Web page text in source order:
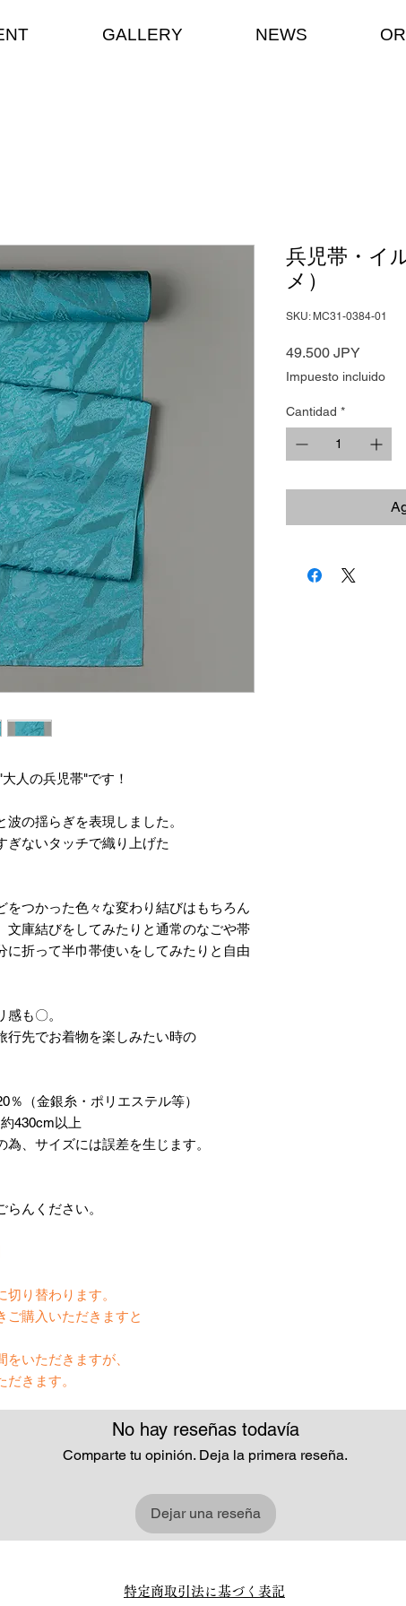
GALLERY NEWS
人の兵児帯"です！
の揺らぎを表現しました。
ぎないタッチで織り上げた
をつかった色々な変わり結びはもちろん
文庫結びをしてみたりと通常のなごや帯
に折って半巾帯使いをしてみたりと自由
も〇。
行先でお着物を楽しみたい時の
金銀糸・ポリエステル等）
430cm以上
、サイズには誤差を生じます。
らんください。
り替わります。
ご購入いただきますと
いただきますが、
きます。
兵児帯・イ
メ）
SKU: MC31-0384-01
49.500 JPYPrecio
Impuesto incluido
Cantidad *
No hay reseñas todavía
Comparte tu opinión. Deja la primera reseña.
Dejar una reseña
特定商取引法に基づく表記